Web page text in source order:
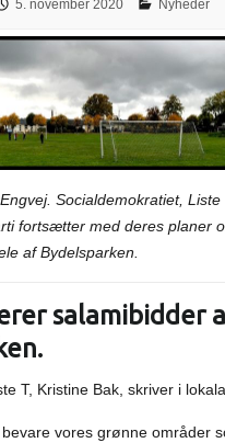
5. november 2020 Nyheder
Socialdemokratiet, Liste
fortsætter med deres planer
af Bydelsparken.
salamibidder
T, Kristine Bak, skriver i
vores grønne områder